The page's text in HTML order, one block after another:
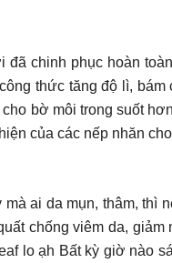
đã chinh phục hoàn
thức tăng độ lì,
bờ môi trong suốt
của các nếp nhăn
da mụn, thâm, thì
chống viêm da,
lo ạh Bất kỳ giờ nào